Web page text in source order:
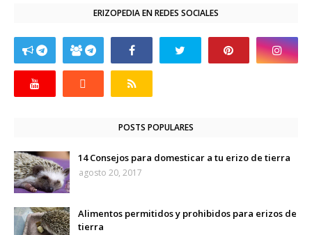
ERIZOPEDIA EN REDES SOCIALES
POSTS POPULARES
14 Consejos para domesticar a tu erizo de tierra
agosto 20, 2017
Alimentos permitidos y prohibidos para erizos de
tierra